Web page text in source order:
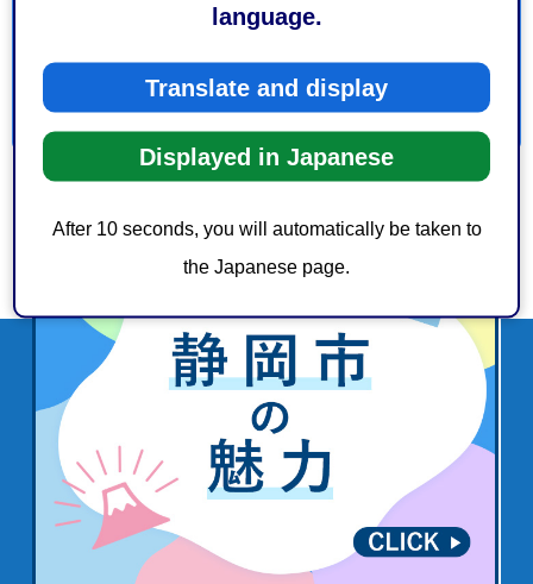
language.
Translate and display
Displayed in Japanese
After 10 seconds, you will automatically be taken to
the Japanese page.